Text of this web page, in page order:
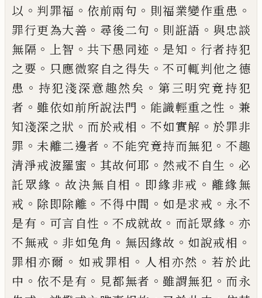
以 。 判罪福 。 依前兩句 。 則福業變作重患 。
罪行更為大善 。 尋後二句 。 則誑語 。 與忠談
無隔 。 上智 。共下愚同迹 。 是知 。 行者持犯
之要 。 只應微察自之得失 。不可輒判他之德
患 。 持犯淺深意趣然矣 。 第三明究竟持犯
者 。雖依如前所說法門 。 能識輕重之性 。 兼
知淺深之狀 。 而於戒相 。 不如實解 。 於罪非
罪 。 未離二邊者 。不能究竟持而無犯 。 不趣
清淨戒波羅蜜 。 其故何耶 。 然戒不自生 。 必
託眾緣 。故決無自相 。 即緣非戒 。 離緣無
戒 。 除即除離 。 不得中間 。 如是求戒 。 永不
是有 。 可言自性 。不成就故 。 而託眾緣 。 亦
不無戒 。 非如兔角 。 無因緣故 。 如說戒相 。
罪相亦爾 。 如戒罪相 。 人相亦然 。 若於此
中 。 依不是有 。 見都無者 。雖謂無犯 。 而永